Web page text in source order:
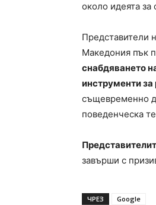
около идеята
Представители
Македония пък
снабдяването
инструменти за
същевременно
поведенческа
завърши с
ЧРЕЗ
Google